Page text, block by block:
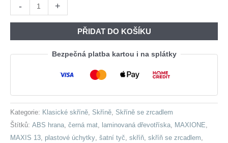
17
310,00 Kč.
953,00
-
se
MAXIS
13
+
PŘIDAT DO KOŠÍKU
Bezpečná platba kartou i na splátky
Kategorie: Klasické skříně, Skříně, Skříně se zrcadlem
Štítků: ABS hrana, černá mat, laminovaná dřevotříska, MAXIONE,
MAXIS 13, plastové úchytky, šatní tyč, skříň, skříň se zrcadlem,